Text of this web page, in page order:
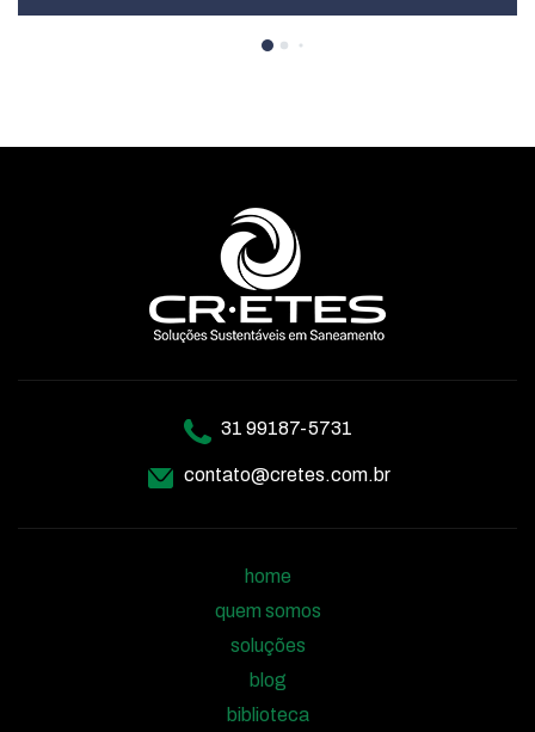
31 99187-5731
contato@cretes.com.br
home
quem somos
soluções
blog
biblioteca